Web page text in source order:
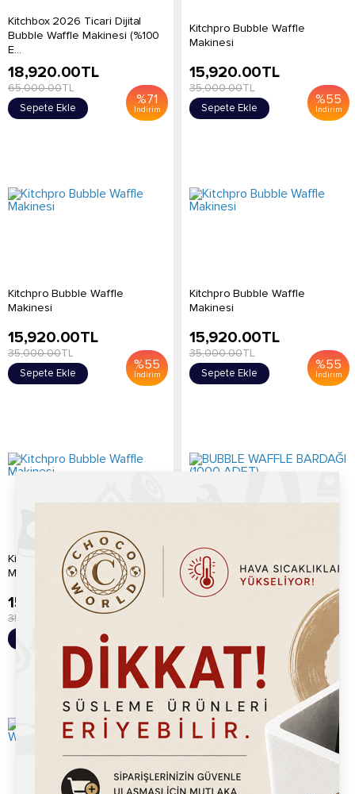
Kitchbox 2026 Ticari Dijital
Bubble Waffle Makinesi (%100
E...
%71
İndirim
18,920.00TL
65,000.00TL
Sepete Ekle
Kitchpro Bubble Waffle
Makinesi
%55
İndirim
15,920.00TL
35,000.00TL
Sepete Ekle
Kitchpro Bubble Waffle
Makinesi
%55
İndirim
15,920.00TL
35,000.00TL
Sepete Ekle
Kitchpro Bubble Waffle
Makinesi
%55
İndirim
15,920.00TL
35,000.00TL
Sepete Ekle
Kitchpro Bubble Waffle
Makinesi
15,920.00TL
35,000.00
BUBBLE WAFFLE BARDAĞI
(1000 ADET)
3,950.00